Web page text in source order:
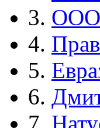
3. ООО
4.
5.
6.
7.